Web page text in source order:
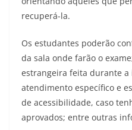
recuperá-la.
Os estudantes poderão
da sala onde farão o
estrangeira feita durante a
atendimento específico e
de acessibilidade, caso
aprovados; entre outras